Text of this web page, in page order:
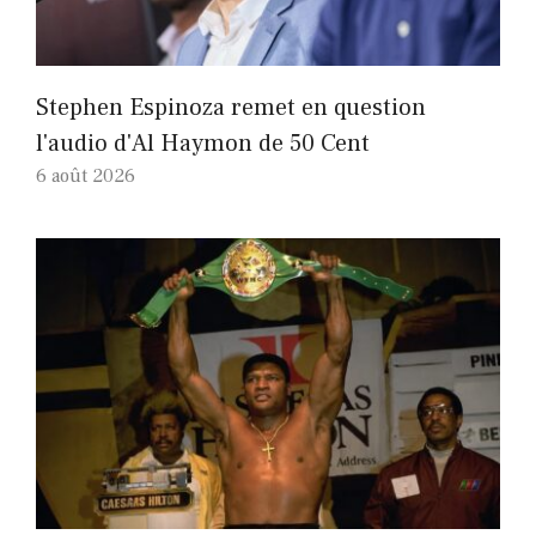
Stephen Espinoza remet en question
l'audio d'Al Haymon de 50 Cent
6 août 2026